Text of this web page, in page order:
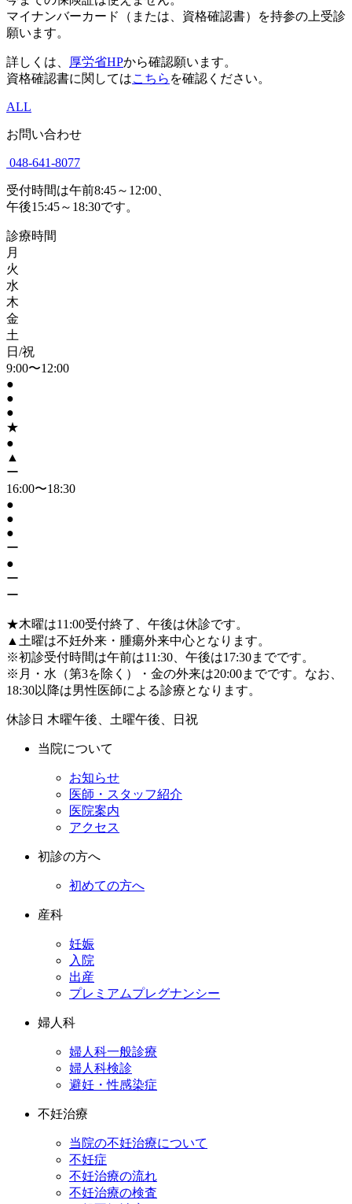
マイナンバーカード（または、資格確認書）を持参の上受診
願います。
詳しくは、 厚労省HPから確認願います。
資格確認書に関してはこちら を確認ください。
ALL
お問い合わせ
048-641-8077
受付時間は午前8:45～12:00、
午後15:45～18:30です。
診療時間
月
火
水
木
金
土
日/祝
9:00〜12:00
●
●
●
★
●
▲
ー
16:00〜18:30
●
●
●
ー
●
ー
ー
★木曜は11:00受付終了、午後は休診です。
▲ 土曜は不妊外来・腫瘍外来中心となります。
※初診受付時間は午前は11:30、午後は17:30までです。
※月・水（第3を除く）・金の外来は20:00までです。なお、
18:30以降は男性医師による診療となります。
休診日 木曜午後、土曜午後、日祝
当院について
お知らせ
医師・スタッフ紹介
医院案内
アクセス
初診の方へ
初めての方へ
産科
妊娠
入院
出産
プレミアムプレグナンシー
婦人科
婦人科一般診療
婦人科検診
避妊・性感染症
不妊治療
当院の不妊治療について
不妊症
不妊治療の流れ
不妊治療の検査